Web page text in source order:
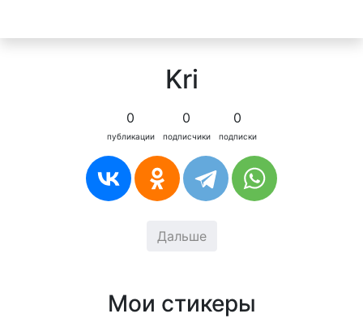
Kri
0
публикации
0
подписчики
0
подписки
Дальше
Мои стикеры